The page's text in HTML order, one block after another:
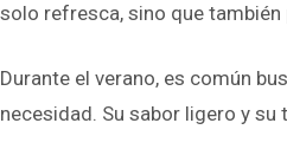
solo refresca, sino que
Durante el verano, es común
necesidad. Su sabor ligero y